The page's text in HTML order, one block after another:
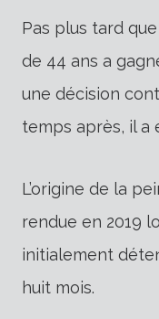
Pas plus tard
de 44 ans a
une décision
temps après, il a
L’origine de la
rendue en 2019
initialement
huit mois.